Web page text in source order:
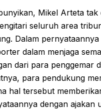
Mikel Arteta
seluruh area
Dalam
dalam menjaga
dari para penggemar
para pendukung
hal tersebut
dengan ajakan